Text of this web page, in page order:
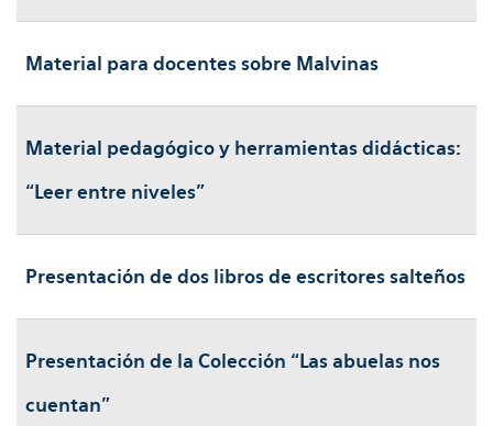
Material para docentes sobre Malvinas
Material pedagógico y herramientas didácticas:
“Leer entre niveles”
Presentación de dos libros de escritores salteños
Presentación de la Colección “Las abuelas nos
cuentan”